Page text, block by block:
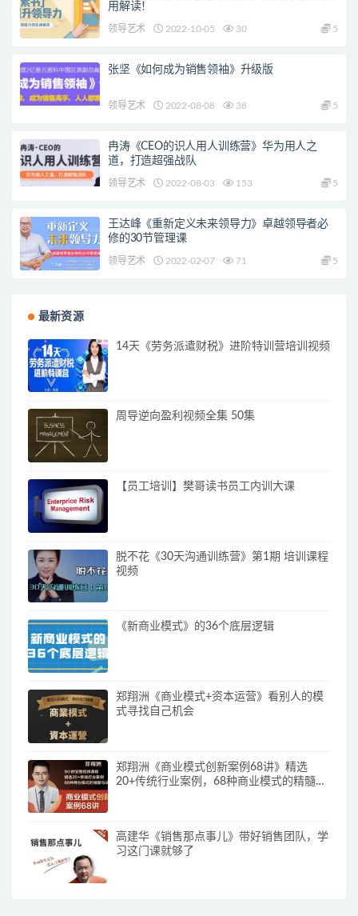
用解读！
领导艺术 2022-10-05 30 5
张坚《如何成为销售领袖》升级版
领导艺术 2022-08-08 38 5
冉涛《CEO的识人用人训练营》华为用人之
道，打造超强战队
领导艺术 2022-08-03 153 5
王达峰《重新定义未来领导力》卓越领导者必
修的30节管理课
领导艺术 2022-02-07 71 5
最新资源
14天《劳务派遣财税》进阶特训营培训视频
周导逆向盈利视频全集 50集
【员工培训】樊哥读书员工内训大课
脱不花《30天沟通训练营》第1期 培训课程
视频
《新商业模式》的36个底层逻辑
郑翔洲《商业模式+资本运营》看别人的模
式寻找自己机会
郑翔洲《商业模式创新案例68讲》精选
20+传统行业案例，68种商业模式的精髓与
高建华《销售那点事儿》带好销售团队，学
习这门课就够了